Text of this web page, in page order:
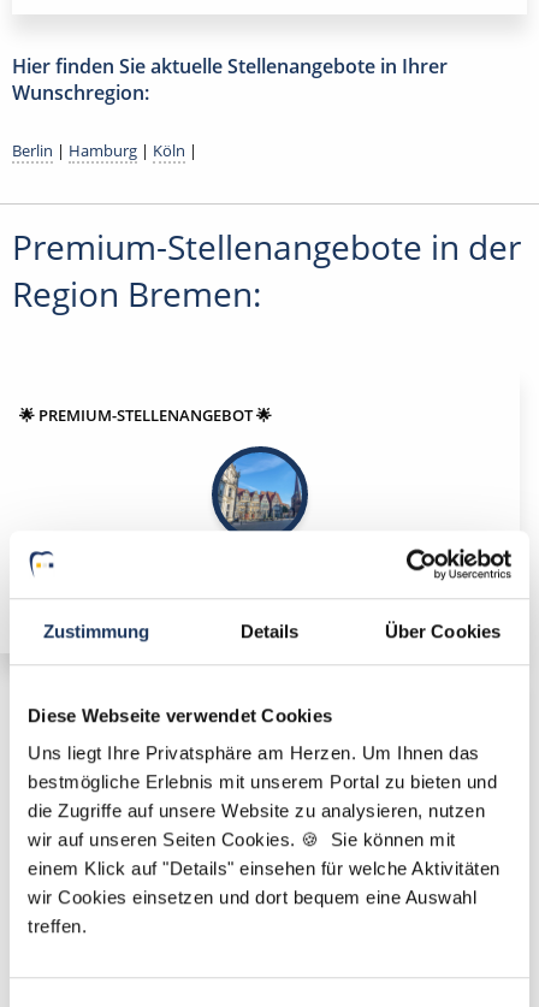
Zustimmung Details Über Cookies
Diese Webseite verwendet Cookies
Uns liegt Ihre Privatsphäre am Herzen. Um Ihnen das
bestmögliche Erlebnis mit unserem Portal zu bieten und
die Zugriffe auf unsere Website zu analysieren, nutzen
wir auf unseren Seiten Cookies. 🍪 Sie können mit
einem Klick auf "Details" einsehen für welche Aktivitäten
wir Cookies einsetzen und dort bequem eine Auswahl
treffen.
Hier finden Sie aktuelle Stellenangebote in Ihrer
Wunschregion:
Berlin | Hamburg | Köln |
Premium-Stellenangebote in der
Region Bremen:
🌟 PREMIUM-STELLENANGEBOT 🌟
Angestellter Zahnarzt (m/w/d) in Voll- oder Teilzeit
ab sofort in Bremen
🌟 PREMIUM-STELLENANGEBOT 🌟
Angestellter Zahnarzt (m/w/d) in Vollzeit ab sofort in
Bremen